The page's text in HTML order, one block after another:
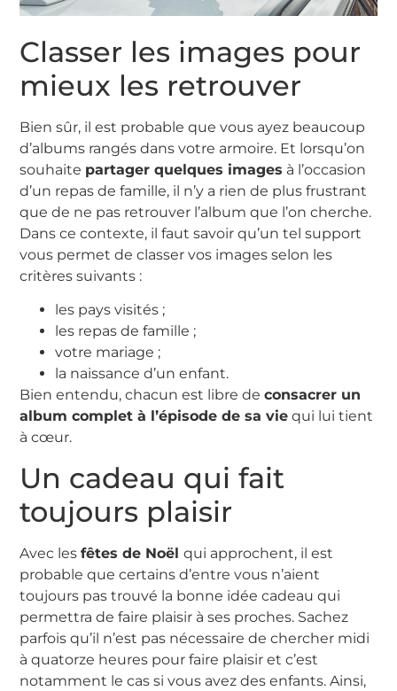
Classer les images pour
mieux les retrouver
Bien sûr, il est probable que vous ayez beaucoup
d’albums rangés dans votre armoire. Et lorsqu’on
souhaite partager quelques images à l’occasion
d’un repas de famille, il n’y a rien de plus frustrant
que de ne pas retrouver l’album que l’on cherche.
Dans ce contexte, il faut savoir qu’un tel support
vous permet de classer vos images selon les
critères suivants :
les pays visités ;
les repas de famille ;
votre mariage ;
la naissance d’un enfant.
Bien entendu, chacun est libre deconsacrer un
album complet à l’épisode de sa vie qui lui tient
à cœur.
Un cadeau qui fait
toujours plaisir
Avec lesfêtes de Noëlqui approchent, il est
probable que certains d’entre vous n’aient
toujours pas trouvé la bonne idée cadeau qui
permettra de faire plaisir à ses proches. Sachez
parfois qu’il n’est pas nécessaire de chercher midi
à quatorze heures pour faire plaisir et c’est
notamment le cas si vous avez des enfants. Ainsi,